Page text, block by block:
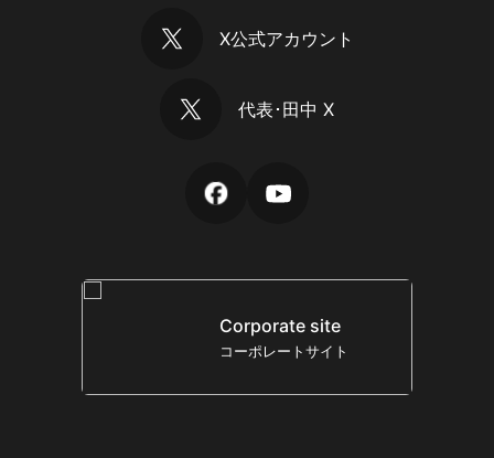
X公式アカウント
代表･田中 X
コーポレートサイト
Corporate site